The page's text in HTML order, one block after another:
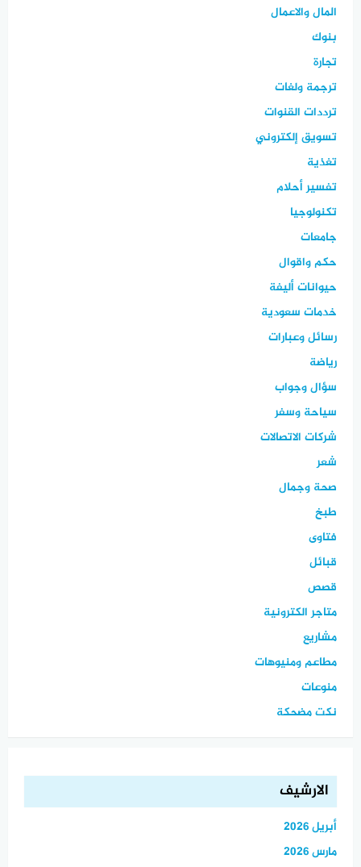
المال والاعمال
بنوك
تجارة
ترجمة ولغات
ترددات القنوات
تسويق إلكتروني
تغذية
تفسير أحلام
تكنولوجيا
جامعات
حكم واقوال
حيوانات أليفة
خدمات سعودية
رسائل وعبارات
رياضة
سؤال وجواب
سياحة وسفر
شركات الاتصالات
شعر
صحة وجمال
طبخ
فتاوى
قبائل
قصص
متاجر الكترونية
مشاريع
مطاعم ومنيوهات
منوعات
نكت مضحكة
الارشيف
أبريل 2026
مارس 2026